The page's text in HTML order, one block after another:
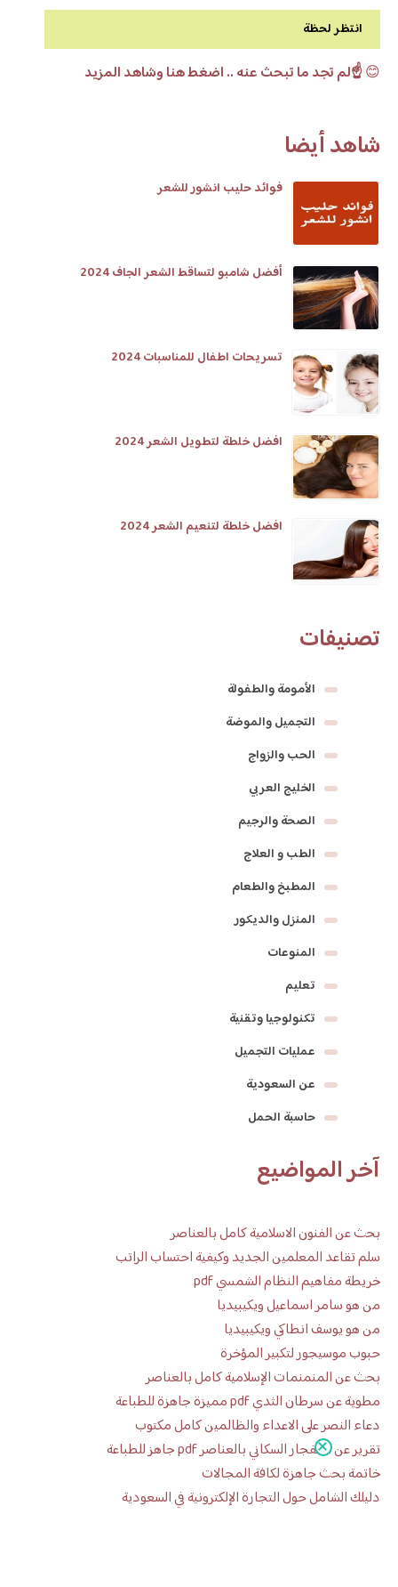
انتظر لحظة
😊☝️لم تجد ما تبحث عنه .. اضغط هنا وشاهد المزيد
شاهد أيضا
فوائد حليب انشور للشعر
أفضل شامبو لتساقط الشعر الجاف 2024
تسريحات اطفال للمناسبات 2024
افضل خلطة لتطويل الشعر 2024
افضل خلطة لتنعيم الشعر 2024
تصنيفات
الأمومة والطفولة
التجميل والموضة
الحب والزواج
الخليج العربي
الصحة والرجيم
الطب و العلاج
المطبخ والطعام
المنزل والديكور
المنوعات
تعليم
تكنولوجيا وتقنية
عمليات التجميل
عن السعودية
حاسبة الحمل
آخر المواضيع
بحث عن الفنون الاسلامية كامل بالعناصر
سلم تقاعد المعلمين الجديد وكيفية احتساب الراتب
خريطة مفاهيم النظام الشمسي pdf
من هو سامر اسماعيل ويكيبيديا
من هو يوسف انطاكي ويكيبيديا
حبوب موسيجور لتكبير المؤخرة
بحث عن المنمنمات الإسلامية كامل بالعناصر
مطوية عن سرطان الثدي pdf مميزة جاهزة للطباعة
دعاء النصر على الاعداء والظالمين كامل مكتوب
تقرير عن الانفجار السكاني بالعناصر pdf جاهز للطباعة
خاتمة بحث جاهزة لكافة المجالات
دليلك الشامل حول التجارة الإلكترونية في السعودية